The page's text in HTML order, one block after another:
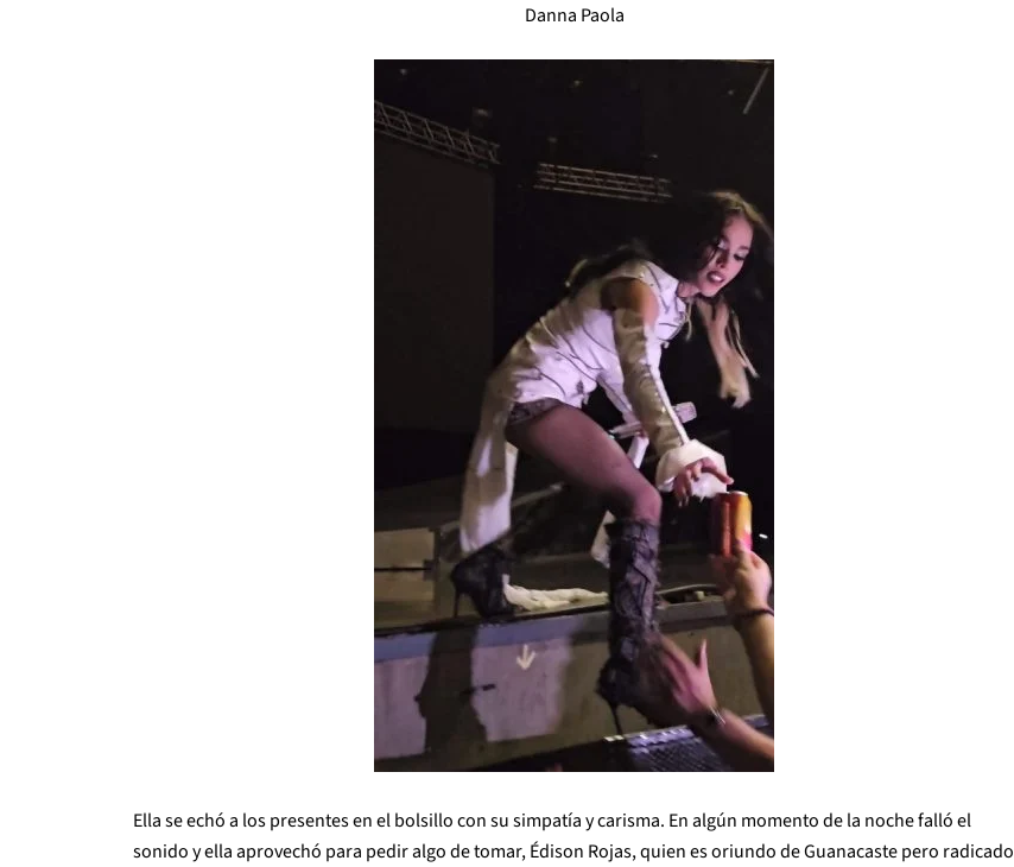
Danna Paola
Ella se echó a los presentes en el bolsillo con su simpatía y carisma. En algún momento de la noche falló el
sonido y ella aprovechó para pedir algo de tomar,Édison Rojas, quien es oriundo de Guanacastepero radicado